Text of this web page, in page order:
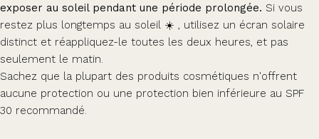
exposer au soleil pendant une période prolongée. Si vous
restez plus longtemps au soleil ☀️ , utilisez un écran solaire
distinct et réappliquez-le toutes les deux heures, et pas
seulement le matin.
Sachez que la plupart des produits cosmétiques n'offrent
aucune protection ou une protection bien inférieure au SPF
30 recommandé.